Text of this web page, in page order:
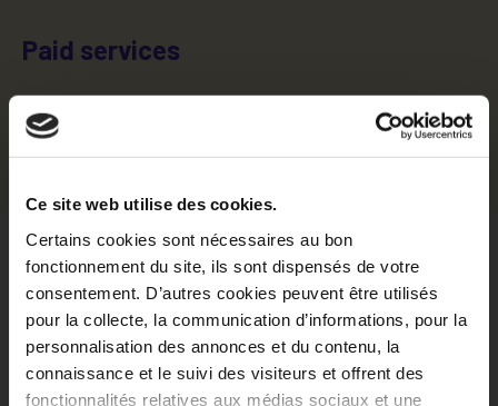
Ce site web utilise des cookies.
Certains cookies sont nécessaires au bon
fonctionnement du site, ils sont dispensés de votre
consentement. D’autres cookies peuvent être utilisés
pour la collecte, la communication d’informations, pour la
personnalisation des annonces et du contenu, la
connaissance et le suivi des visiteurs et offrent des
fonctionnalités relatives aux médias sociaux et une
Paid services
Equipped laundry room service
Localisation
Situer dans la ville Explorer le quartier